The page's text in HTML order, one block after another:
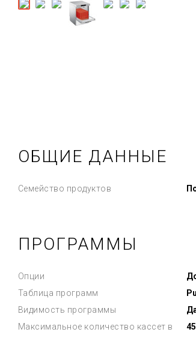
ОБЩИЕ ДАННЫЕ
Семейство продуктов
ПРОГРАММЫ
Опции
Таблица программ
Видимость программы
Максимальное количество кассет в
45